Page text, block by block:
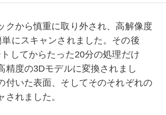
クから慎重に取り外され、高解像度
にスキャンされました。その後
してからたった20分の処理だけ
精度の3Dモデルに変換されまし
付いた表面、そしてそのそれぞれの
れました。